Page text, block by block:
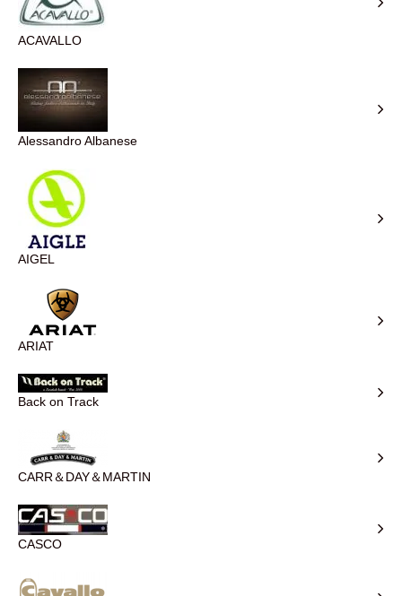
ACAVALLO
Alessandro Albanese
AIGEL
ARIAT
Back on Track
CARR＆DAY＆MARTIN
CASCO